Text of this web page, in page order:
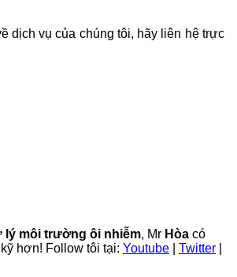
dịch vụ của chúng tôi, hãy liên hệ trực
lý môi trường ôi nhiễm, Mr Hòa có
hơn! Follow tôi tại: Youtube Twitter